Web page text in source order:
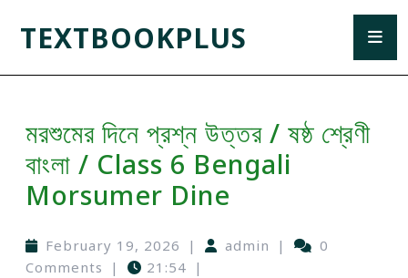
TEXTBOOKPLUS
মরশুমের দিনে প্রশ্ন উত্তর / ষষ্ঠ শ্রেণী
বাংলা / Class 6 Bengali
Morsumer Dine
February 19, 2026 | admin |
0
Comments
| 21:54 |